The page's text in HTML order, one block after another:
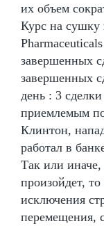
их объем
Курс на сушку
завершенных
завершенных
день : 3
приемлемым
Клинтон,
работал в
Так или иначе,
произойдет,
исключения
перемещения,